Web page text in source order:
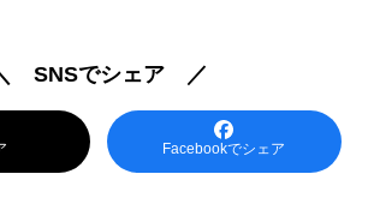
SNSでシェア ／
Facebookでシェア